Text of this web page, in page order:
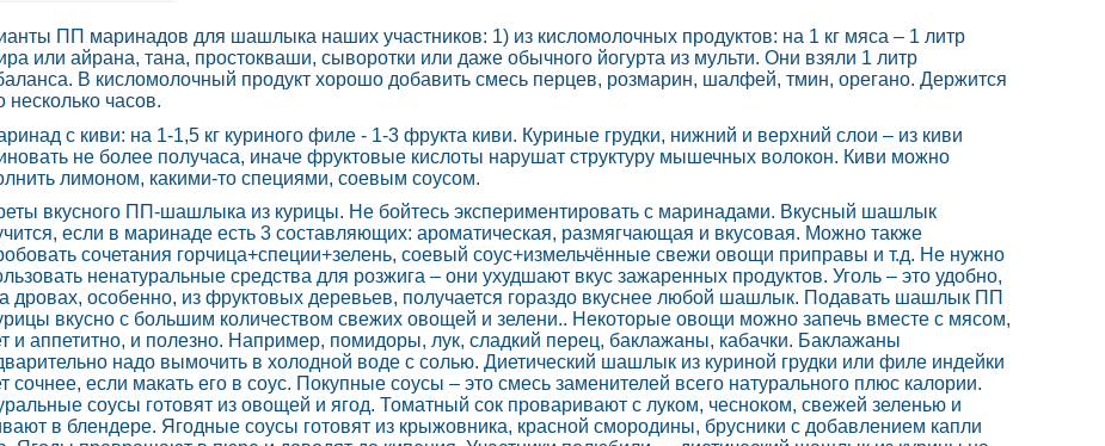
ПП маринадов для шашлыка наших участников: 1) из кисломолочных продуктов: на 1 кг мяса – 1 литр
или айрана, тана, простокваши, сыворотки или даже обычного йогурта из мульти. Они взяли 1 литр
В кисломолочный продукт хорошо добавить смесь перцев, розмарин, шалфей, тмин, орегано. Держится
несколько часов.
с киви: на 1-1,5 кг куриного филе - 1-3 фрукта киви. Куриные грудки, нижний и верхний слои – из киви
не более получаса, иначе фруктовые кислоты нарушат структуру мышечных волокон. Киви можно
лимоном, какими-то специями, соевым соусом.
вкусного ПП-шашлыка из курицы. Не бойтесь экспериментировать с маринадами. Вкусный шашлык
если в маринаде есть 3 составляющих: ароматическая, размягчающая и вкусовая. Можно также
сочетания горчица+специи+зелень, соевый соус+измельчённые свежи овощи приправы и т.д. Не нужно
ненатуральные средства для розжига – они ухудшают вкус зажаренных продуктов. Уголь – это удобно,
дровах, особенно, из фруктовых деревьев, получается гораздо вкуснее любой шашлык. Подавать шашлык ПП
вкусно с большим количеством свежих овощей и зелени.. Некоторые овощи можно запечь вместе с мясом,
и аппетитно, и полезно. Например, помидоры, лук, сладкий перец, баклажаны, кабачки. Баклажаны
надо вымочить в холодной воде с солью. Диетический шашлык из куриной грудки или филе индейки
сочнее, если макать его в соус. Покупные соусы – это смесь заменителей всего натурального плюс калории.
соусы готовят из овощей и ягод. Томатный сок проваривают с луком, чесноком, свежей зеленью и
в блендере. Ягодные соусы готовят из крыжовника, красной смородины, брусники с добавлением капли